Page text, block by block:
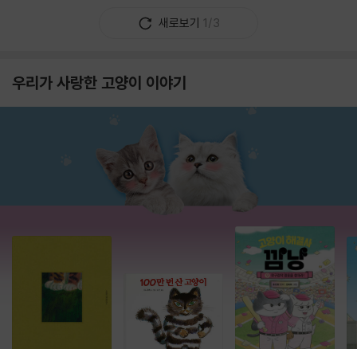
새로보기 1/3
우리가 사랑한 고양이 이야기